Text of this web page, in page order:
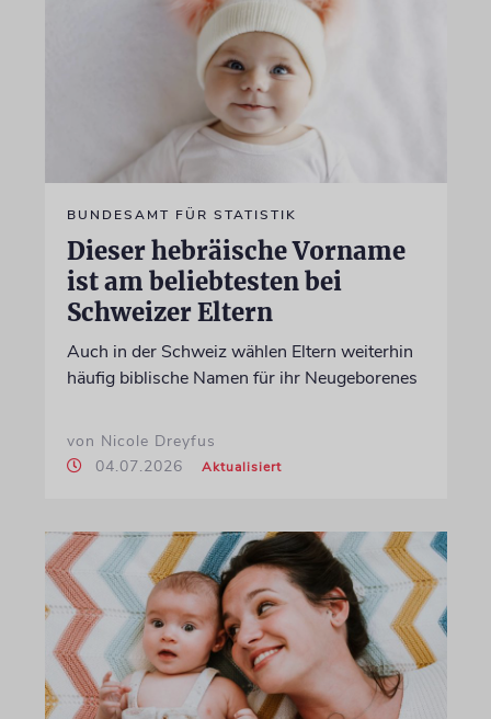
BUNDESAMT FÜR STATISTIK
Dieser hebräische Vorname
ist am beliebtesten bei
Schweizer Eltern
Auch in der Schweiz wählen Eltern weiterhin
häufig biblische Namen für ihr Neugeborenes
von Nicole Dreyfus
04.07.2026
Aktualisiert